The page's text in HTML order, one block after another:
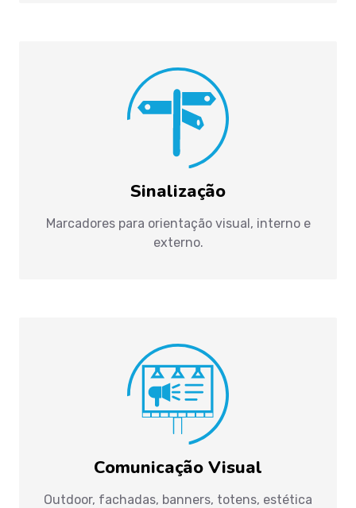
Sinalização
Marcadores para orientação visual, interno e
externo.
Comunicação Visual
Outdoor, fachadas, banners, totens, estética